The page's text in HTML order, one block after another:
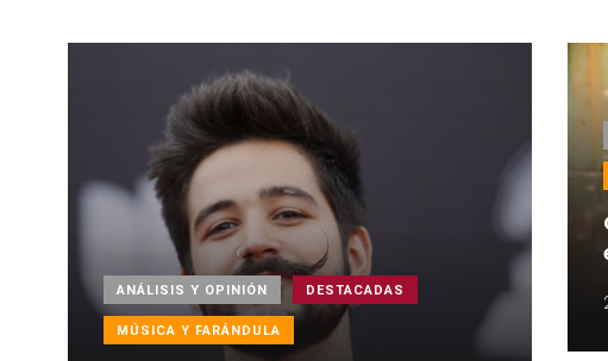
ANÁLISIS Y OPINIÓN DESTACADAS
MÚSICA Y FARÁNDULA